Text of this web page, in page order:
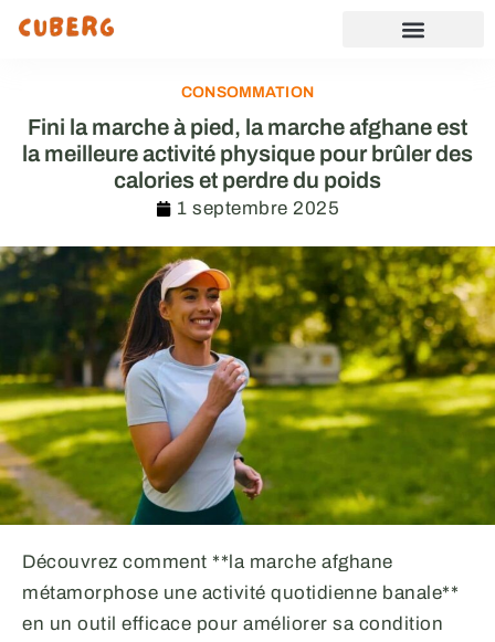
CONSOMMATION
Fini la marche à pied, la marche afghane est
la meilleure activité physique pour brûler des
calories et perdre du poids
1 septembre 2025
Découvrez comment **la marche afghane
métamorphose une activité quotidienne banale**
en un outil efficace pour améliorer sa condition